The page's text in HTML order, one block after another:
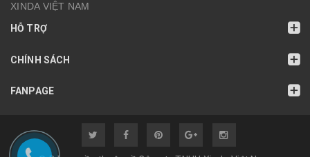
XINDA VIỆT NAM
HỖ TRỢ
CHÍNH SÁCH
FANPAGE